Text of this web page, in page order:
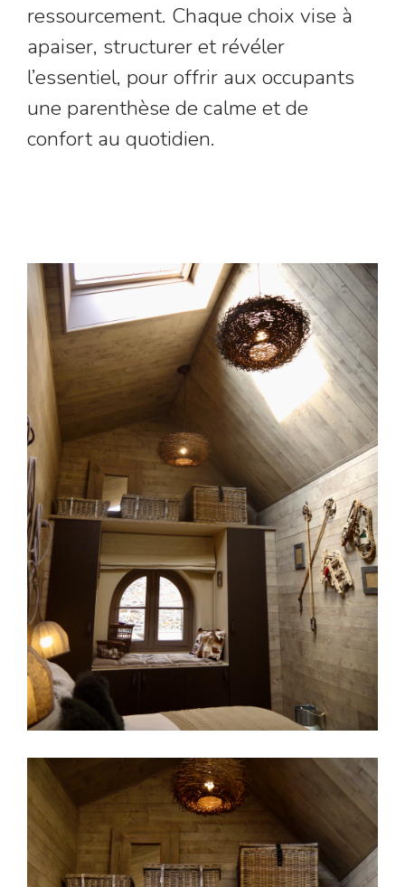
ressourcement. Chaque choix vise à
apaiser, structurer et révéler
l’essentiel, pour offrir aux occupants
une parenthèse de calme et de
confort au quotidien.